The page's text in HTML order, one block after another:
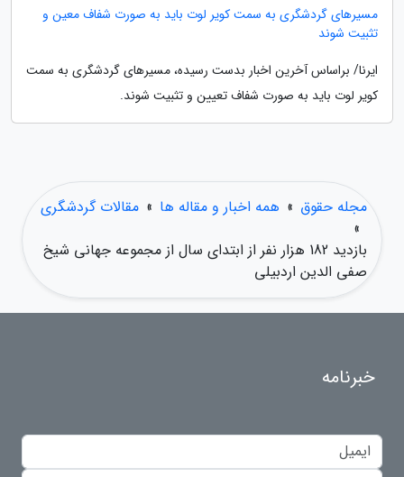
مسیرهای گردشگری به سمت کویر لوت باید به صورت شفاف معین و
تثبیت شوند
ایرنا/ براساس آخرین اخبار بدست رسیده، مسیرهای گردشگری به سمت
کویر لوت باید به صورت شفاف تعیین و تثبیت شوند.
مجله حقوق » همه اخبار و مقاله ها » مقالات گردشگری
»
بازدید 182 هزار نفر از ابتدای سال از مجموعه جهانی شیخ
صفی الدین اردبیلی
خبرنامه